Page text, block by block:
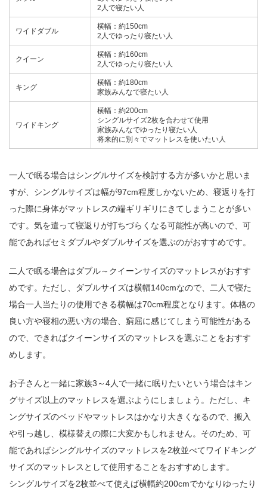
2人で寝たい人
ワイドダブル
横幅：約150cm
2人でゆったり寝たい人
クイーン
横幅：約160cm
2人でゆったり寝たい人
キング
横幅：約180cm
家族みんなで寝たい人
ワイドキング
横幅：約200cm
シングルサイズ2枚を合わせて使用
家族みんなでゆったり寝たい人
将来的に別々でマットレスを使いたい人
一人で眠る場合はシングルサイズを検討する方が多いかと思いま
すが、シングルサイズは幅が97cm程度しかないため、寝返りを打
った際に身体がマットレスの端ギリギリにきてしまうことが多い
です。気を遣って寝返りが打ちづらくなる可能性が高いので、可
能であればセミダブルやダブルサイズを選ぶのがおすすめです。
二人で眠る場合はダブル～クイーンサイズのマットレスがおすす
めです。ただし、ダブルサイズは横幅140cmなので、二人で寝た
場合一人当たりの使用できる横幅は70cm程度となります。体格の
良い方や寝相の悪い方の場合、窮屈に感じてしまう可能性がある
ので、できればクイーンサイズのマットレスを選ぶことをおすす
めします。
お子さんと一緒に家族3～4人で一緒に眠りたいという場合はキン
グサイズ以上のマットレスを選ぶようにしましょう。ただし、キ
ングサイズのベッドやマットレスはかなり大きくなるので、搬入
や引っ越し、模様替えの際に大変かもしれません。そのため、可
能であればシングルサイズのマットレスを2枚並べてワイドキング
サイズのマットレスとして使用することをおすすめします。
シングルサイズを2枚並べて使えば横幅約200cmでかなりゆったり